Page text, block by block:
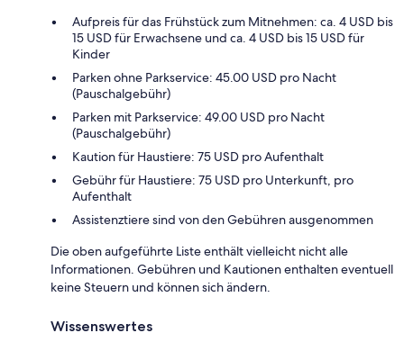
Aufpreis für das Frühstück zum Mitnehmen: ca. 4 USD bis
15 USD für Erwachsene und ca. 4 USD bis 15 USD für
Kinder
Parken ohne Parkservice: 45.00 USD pro Nacht
(Pauschalgebühr)
Parken mit Parkservice: 49.00 USD pro Nacht
(Pauschalgebühr)
Kaution für Haustiere: 75 USD pro Aufenthalt
Gebühr für Haustiere: 75 USD pro Unterkunft, pro
Aufenthalt
Assistenztiere sind von den Gebühren ausgenommen
Die oben aufgeführte Liste enthält vielleicht nicht alle
Informationen. Gebühren und Kautionen enthalten eventuell
keine Steuern und können sich ändern.
Wissenswertes